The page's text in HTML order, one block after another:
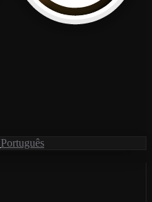
Português